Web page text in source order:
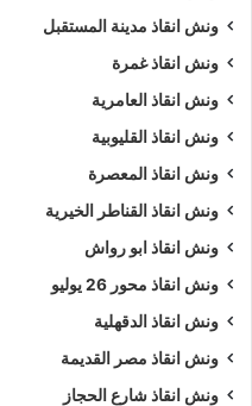
ونش انقاذ مدينة المستقبل
ونش انقاذ غمرة
ونش انقاذ العامرية
ونش انقاذ القليوبية
ونش انقاذ المعصرة
ونش انقاذ القناطر الخيرية
ونش انقاذ ابو رواش
ونش انقاذ محور 26 يوليو
ونش انقاذ الدقهلية
ونش انقاذ مصر القديمة
ونش انقاذ شارع الحجاز